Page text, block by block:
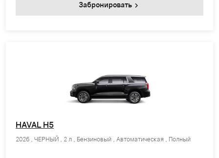
Забронировать
HAVAL H5
2026 , ЧЕРНЫЙ , 2 л , Бензиновый , Автоматическая , Полный